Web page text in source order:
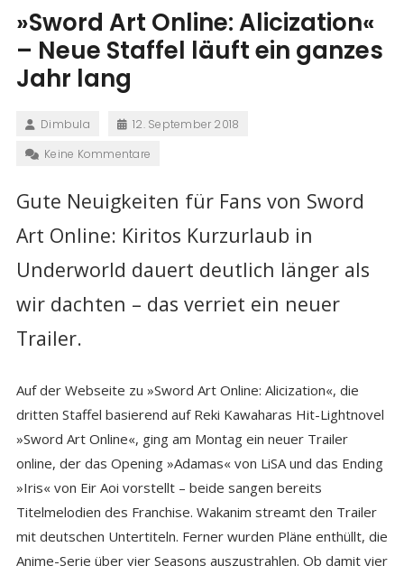
»Sword Art Online: Alicization«
– Neue Staffel läuft ein ganzes
Jahr lang
Dimbula
12. September 2018
Keine Kommentare
Gute Neuigkeiten für Fans von Sword
Art Online: Kiritos Kurzurlaub in
Underworld dauert deutlich länger als
wir dachten – das verriet ein neuer
Trailer.
Auf der Webseite zu »Sword Art Online: Alicization«, die
dritten Staffel basierend auf Reki Kawaharas Hit-Lightnovel
»Sword Art Online«, ging am Montag ein neuer Trailer
online, der das Opening »Adamas« von LiSA und das Ending
»Iris« von Eir Aoi vorstellt – beide sangen bereits
Titelmelodien des Franchise. Wakanim streamt den Trailer
mit deutschen Untertiteln. Ferner wurden Pläne enthüllt, die
Anime-Serie über vier Seasons auszustrahlen. Ob damit vier